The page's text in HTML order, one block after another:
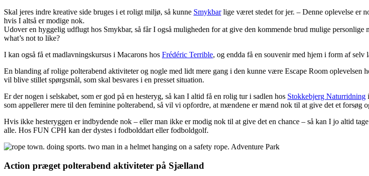
Skal jeres indre kreative side bruges i et roligt miljø, så kunne Smykbarlige været stedet for jer. – Denne oplevelse er
hvis I altså er modige nok.
Udover en hyggelig udflugt hos Smykbar, så får I også muligheden for at give den kommende brud mulige
what’s not to like?
I kan også få et madlavningskursus i Macarons hos Frédéric Terrible, og endda få en souvenir med hjem i form af selv
En blanding af rolige polterabend aktiviteter og nogle med lidt mere gang i den kunne være Escape Room oplevelsen
vil blive stillet spørgsmål, som skal besvares i en presset situation.
Er der nogen i selskabet, som er god på en hesteryg, så kan I altid få en rolig tur i sadlen hos Stokkebjerg Naturridning
som appellerer mere til den feminine polterabend, så vil vi opfordre, at mændene er mænd nok til at give det et forsøg
Hvis ikke hesteryggen er indbydende nok – eller man ikke er modig nok til at give det en chance – så kan I jo altid
alle. Hos FUN CPH kan der dystes i fodbolddart eller fodboldgolf.
Action præget polterabend aktiviteter på Sjælland